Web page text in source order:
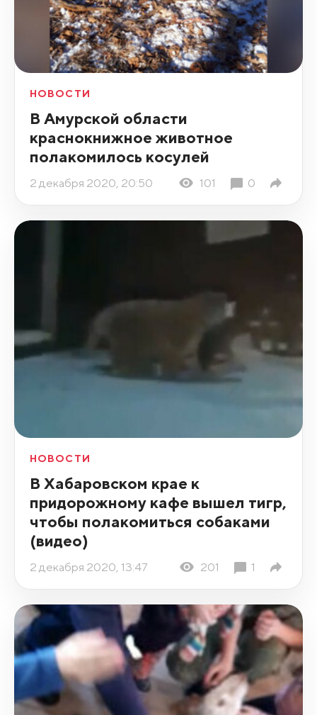
НОВОСТИ
В Амурской области
краснокнижное животное
полакомилось косулей
2 декабря 2020, 20:50 101 0
НОВОСТИ
В Хабаровском крае к
придорожному кафе вышел тигр,
чтобы полакомиться собаками
(видео)
2 декабря 2020, 13:47 201 1